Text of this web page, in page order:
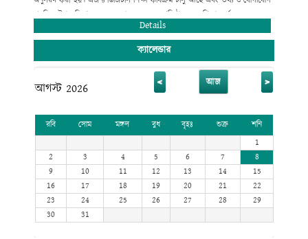
প্রযুক্তির উপর বিশেষ গুরুত্ব দেয়া হয়েছে। এ প্রতিষ্ঠান হতে শিক্ষা অর্জন করে অনেক
গুণী ব্যক্তি জাতীয় ও আন্তর্জাতিক ক্ষেত্রে ভূমিকা রেখে যাচ্ছেন।
Details
ক্যালেন্ডার
আগস্ট 2026 < আজ >
রবি সোম মঙ্গল বুধ বৃহঃ শুক্র
শনি
1
2
3 4 5 6 7
8
9
10 11 12 13 14
15
16
17 18 19 20 21
22
23
24 25 26 27 28
29
30
31